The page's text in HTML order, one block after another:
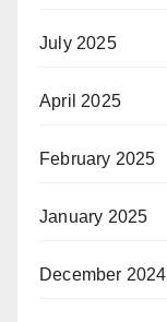
July 2025
April 2025
February 2025
January 2025
December 2024